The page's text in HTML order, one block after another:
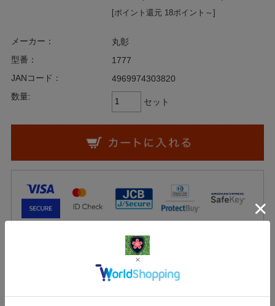
[ポイント還元 18ポイント～]
メーカー：
丸彰
型番：
1777
JANコード：
4969974303820
数量:
セット
一部の決済方法を抜粋しています。